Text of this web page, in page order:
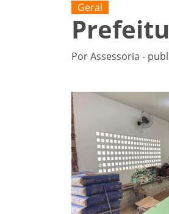
Geral
Por Assessoria -